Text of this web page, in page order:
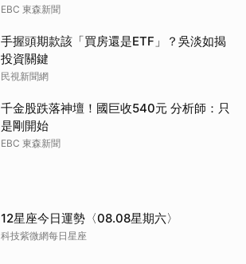
EBC 東森新聞
手握頭期款該「買房還是ETF」？吳淡如揭
投資關鍵
民視新聞網
千金股跌落神壇！國巨收540元 分析師：只
是剛開始
EBC 東森新聞
12星座今日運勢〈08.08星期六〉
科技紫微網每日星座